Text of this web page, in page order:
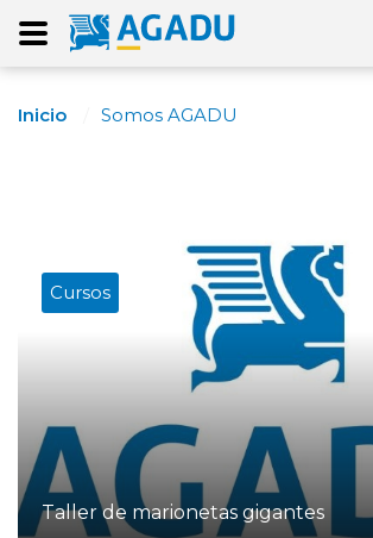
Inicio Somos AGADU
Cursos
Taller de marionetas gigantes